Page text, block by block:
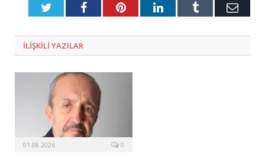
TwitterFacebookPinterestLinkedInTumblr E-
ILIŞKILI YAZILAR
01.08.2026 0